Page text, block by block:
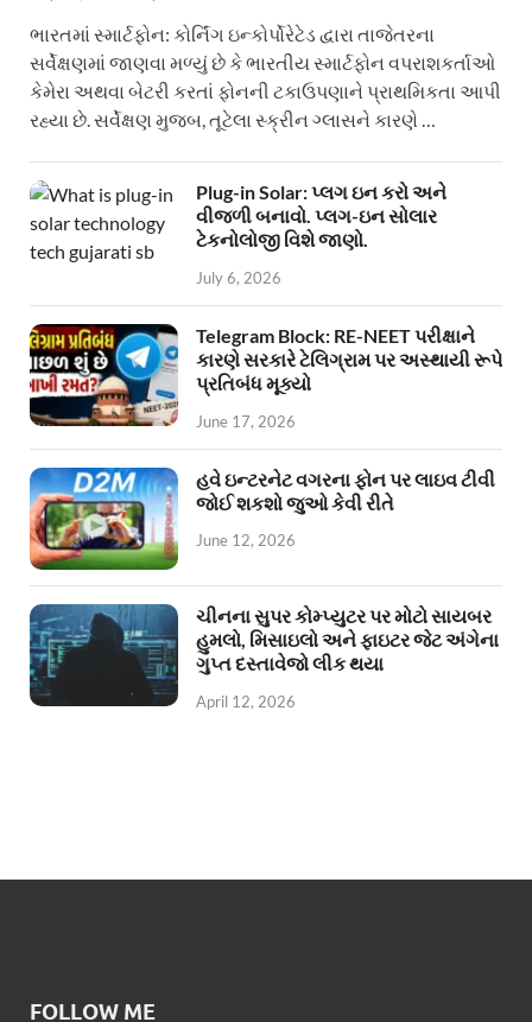
ભારતમાં સ્માર્ટફોન: કોર્નિંગ ઇન્કોર્પોરેટેડ દ્વારા તાજેતરના
સર્વેક્ષણમાં જાણવા મળ્યું છે કે ભારતીય સ્માર્ટફોન વપરાશકર્તાઓ
કેમેરા અથવા બેટરી કરતાં ફોનની ટકાઉપણાને પ્રાથમિકતા આપી
રહ્યા છે. સર્વેક્ષણ મુજબ, તૂટેલા સ્ક્રીન ગ્લાસને કારણે …
Plug-in Solar: પ્લગ ઇન કરો અને
વીજળી બનાવો. પ્લગ-ઇન સોલાર
ટેકનોલોજી વિશે જાણો.
July 6, 2026
Telegram Block: RE-NEET પરીક્ષાને
કારણે સરકારે ટેલિગ્રામ પર અસ્થાયી રૂપે
પ્રતિબંધ મૂક્યો
June 17, 2026
હવે ઇન્ટરનેટ વગરના ફોન પર લાઇવ ટીવી
જોઈ શકશો જુઓ કેવી રીતે
June 12, 2026
ચીનના સુપર કોમ્પ્યુટર પર મોટો સાયબર
હુમલો, મિસાઇલો અને ફાઇટર જેટ અંગેના
ગુપ્ત દસ્તાવેજો લીક થયા
April 12, 2026
FOLLOW ME